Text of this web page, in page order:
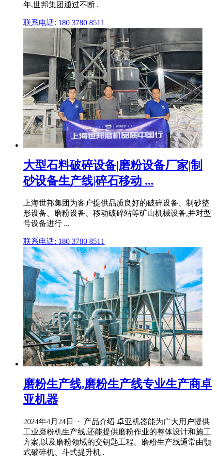
年,世邦集团通过不断 .
联系电话: 180 3780 8511
大型石料破碎设备|磨粉设备厂家|制
砂设备生产线|碎石移动 ...
上海世邦集团为客户提供品质良好的破碎设备、制砂整
形设备、磨粉设备、移动破碎站等矿山机械设备,并对型
号设备进行 ...
联系电话: 180 3780 8511
磨粉生产线,磨粉生产线专业生产商卓
亚机器
2024年4月24日 · 产品介绍 卓亚机器能为广大用户提供
工业磨粉机生产线,还能提供磨粉作业的整体设计和施工
方案,以及磨粉领域的交钥匙工程。磨粉生产线通常由颚
式破碎机、斗式提升机 .